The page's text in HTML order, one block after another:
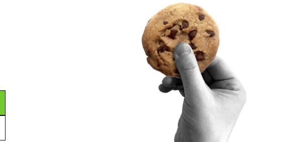
SITRA SOSIAALISESSA MEDIASSA